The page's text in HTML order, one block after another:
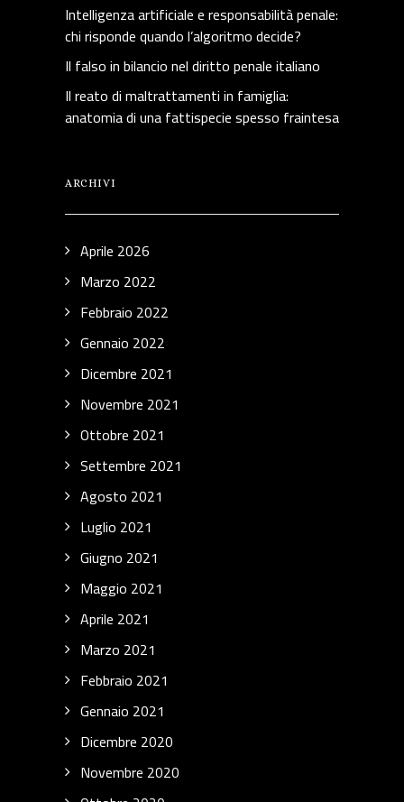
Intelligenza artificiale e responsabilità penale:
chi risponde quando l’algoritmo decide?
Il falso in bilancio nel diritto penale italiano
Il reato di maltrattamenti in famiglia:
anatomia di una fattispecie spesso fraintesa
ARCHIVI
Aprile 2026
Marzo 2022
Febbraio 2022
Gennaio 2022
Dicembre 2021
Novembre 2021
Ottobre 2021
Settembre 2021
Agosto 2021
Luglio 2021
Giugno 2021
Maggio 2021
Aprile 2021
Marzo 2021
Febbraio 2021
Gennaio 2021
Dicembre 2020
Novembre 2020